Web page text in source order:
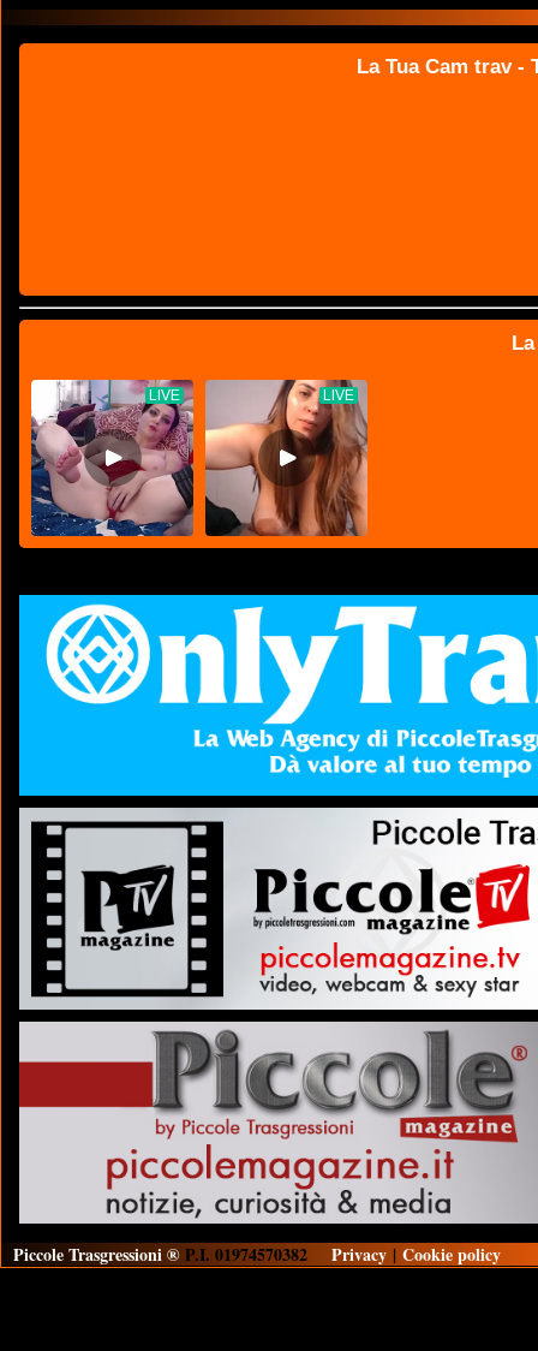
La Tua Cam trav -
Piccole Trasgressioni ® P.I. 01974570382 Privacy | Cookie policy